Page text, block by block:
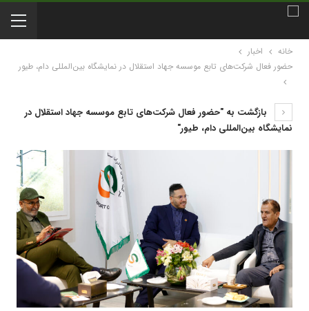
خانه
اخبار
حضور فعال شرکت‌های تابع موسسه جهاد استقلال در نمایشگاه‌ بین‌المللی دام، طیور
بازگشت به "حضور فعال شرکت‌های تابع موسسه جهاد استقلال در
نمایشگاه‌ بین‌المللی دام، طیور"